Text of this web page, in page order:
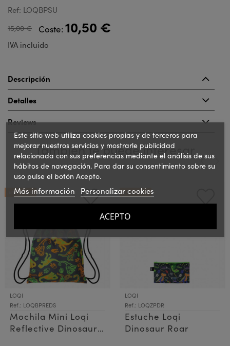
Ref: LOQBPSU
15,00 € Coste: 10,50 €
IVA incluido
Descripción
Detalles
Reviews
También te puede interesar
¡EN OFERTA!
LOQI
Ref.: LOQBPREDS
Mochila Mini Loqi
Reflective Dinosaur
¡EN OFERTA!
LOQI
Ref.: LOQZPDR
Estuche Loqi
Dinosaur Roar
Este sitio web utiliza cookies propias y de terceros para
mejorar nuestros servicios y mostrarle publicidad
relacionada con sus preferencias mediante el análisis de sus
hábitos de navegación. Para dar su consentimiento sobre su
uso pulse el botón Acepto.
Más información Personalizar cookies
ACEPTO